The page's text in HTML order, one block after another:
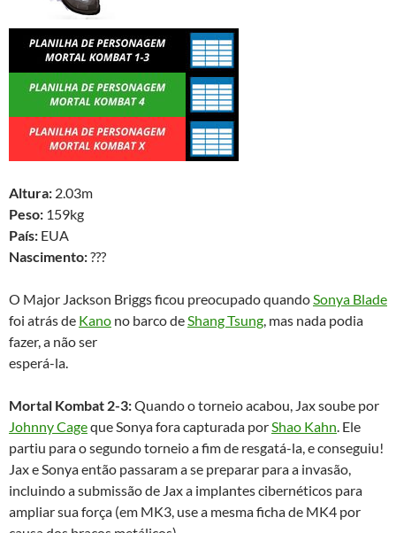
Altura: 2.03m
Peso: 159kg
País: EUA
Nascimento:???
O Major Jackson Briggs ficou preocupado quandoSonya Blade
foi atrás de Kano no barco deShang Tsung, mas nada podia
fazer, a não ser
esperá-la.
Mortal Kombat 2-3:Quando o torneio acabou, Jax soube por
Johnny Cageque Sonya fora capturada porShao Kahn. Ele
partiu para o segundo torneio a fim de resgatá-la, e conseguiu!
Jax e Sonya então passaram a se preparar para a invasão,
incluindo a submissão de Jax a implantes cibernéticos para
ampliar sua força (em MK3, use a mesma ficha de MK4 por